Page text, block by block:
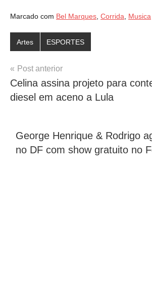
Marcado com Bel Marques, Corrida, Musica
Artes ESPORTES
Navegação
de
Post
Post anterior
Celina assina projeto para
diesel em aceno a Lula
George Henrique & Rodrigo
no DF com show gratuito no